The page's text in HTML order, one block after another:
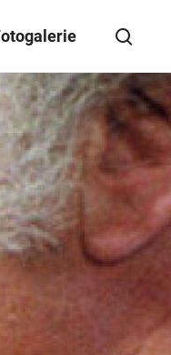
erhalten